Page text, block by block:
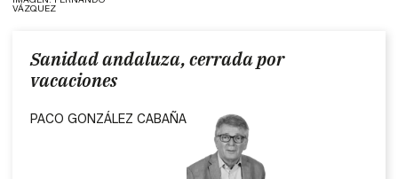
VÁZQUEZ
Sanidad andaluza, cerrada por
vacaciones
PACO GONZÁLEZ CABAÑA